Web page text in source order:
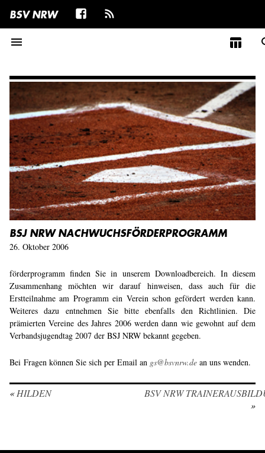
BSV NRW
menu
table_chart
BSJ NRW NACHWUCHSFÖRDERPROGRAMM
26. Oktober 2006
förderprogramm finden Sie in unserem Downloadbereich. In diesem
Zusammenhang möchten wir darauf hinweisen, dass auch für die
Erstteilnahme am Programm ein Verein schon gefördert werden kann.
Weiteres dazu entnehmen Sie bitte ebenfalls den Richtlinien. Die
prämierten Vereine des Jahres 2006 werden dann wie gewohnt auf dem
Verbandsjugendtag 2007 der BSJ NRW bekannt gegeben.
Bei Fragen können Sie sich per Email an gs@bsvnrw.de an uns wenden.
«HILDEN
BSV NRW
»